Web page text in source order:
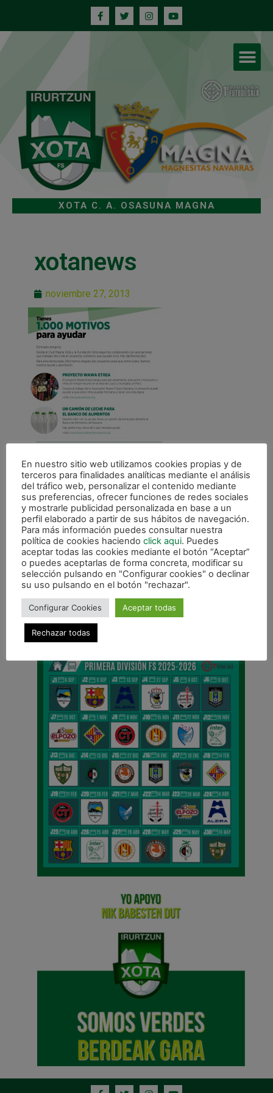
XOTA C. A. OSASUNA MAGNA
xotanews
noviembre 27, 2013
ANTERIOR
Magna Xota y Fundación Xota presentan sus objetivos 2013-2014
CALENDARIO DE LIGA
En nuestro sitio web utilizamos cookies propias y de
terceros para finalidades analíticas mediante el análisis
del tráfico web, personalizar el contenido mediante
sus preferencias, ofrecer funciones de redes sociales
y mostrarle publicidad personalizada en base a un
perfil elaborado a partir de sus hábitos de navegación.
Para más información puedes consultar nuestra
política de cookies haciendo click aqui. Puedes
aceptar todas las cookies mediante el botón “Aceptar”
o puedes aceptarlas de forma concreta, modificar su
selección pulsando en "Configurar cookies" o declinar
su uso pulsando en el botón "rechazar".
Configurar Cookies Aceptar todas
Rechazar todas